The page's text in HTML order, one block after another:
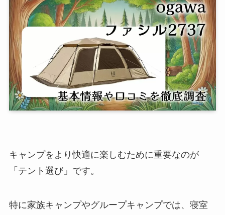
キャンプをより快適に楽しむために重要なのが
「テント選び」です。
特に家族キャンプやグループキャンプでは、寝室